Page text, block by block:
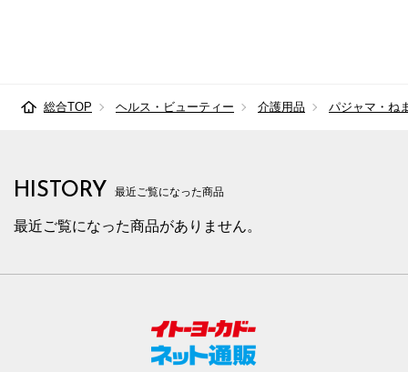
総合TOP ヘルス・ビューティー 介護用品 パジャマ・ね
HISTORY 最近ご覧になった商品
最近ご覧になった商品がありません。